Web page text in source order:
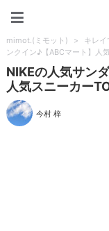
mimot.(ミモット) > キレイ
ンクイン♪【ABCマート】人
NIKEの人気サン
人気スニーカー
今村 梓